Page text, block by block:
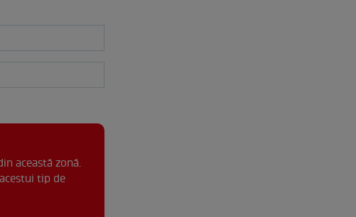
această zonă.
tip de